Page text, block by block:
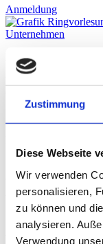
Zustimmung
Diese Webseite
Wir verwenden
personalisieren,
zu können und
analysieren.
Verwendung
Anmeldung
Dozent:in
Studiengänge sowie
Art und Umfang
Unbenotete
Sprache
Unsere